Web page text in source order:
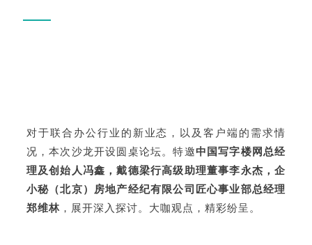
对于联合办公行业的新业态，以及客户端的需求情
况，本次沙龙开设圆桌论坛。特邀中国写字楼网总经
理及创始人冯鑫，戴德梁行高级助理董事李永杰，企
小秘（北京）房地产经纪有限公司匠心事业部总经理
郑维林，展开深入探讨。大咖观点，精彩纷呈。